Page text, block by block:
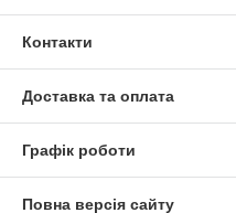
Контакти
Доставка та оплата
Графік роботи
Повна версія сайту